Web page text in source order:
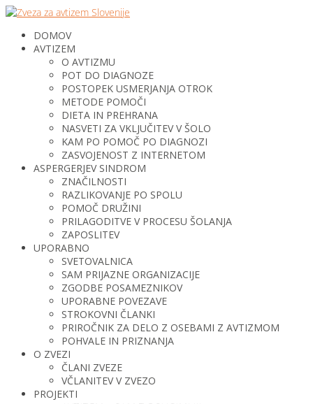
DOMOV
AVTIZEM
O AVTIZMU
POT DO DIAGNOZE
POSTOPEK USMERJANJA OTROK
METODE POMOČI
DIETA IN PREHRANA
NASVETI ZA VKLJUČITEV V ŠOLO
KAM PO POMOČ PO DIAGNOZI
ZASVOJENOST Z INTERNETOM
ASPERGERJEV SINDROM
ZNAČILNOSTI
RAZLIKOVANJE PO SPOLU
POMOČ DRUŽINI
PRILAGODITVE V PROCESU ŠOLANJA
ZAPOSLITEV
UPORABNO
SVETOVALNICA
SAM PRIJAZNE ORGANIZACIJE
ZGODBE POSAMEZNIKOV
UPORABNE POVEZAVE
STROKOVNI ČLANKI
PRIROČNIK ZA DELO Z OSEBAMI Z AVTIZMOM
POHVALE IN PRIZNANJA
O ZVEZI
ČLANI ZVEZE
VČLANITEV V ZVEZO
PROJEKTI